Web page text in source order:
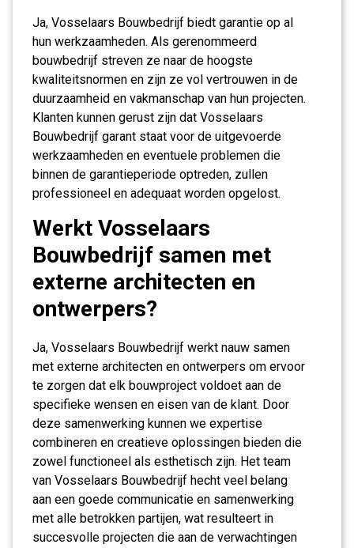
Ja, Vosselaars Bouwbedrijf biedt garantie op al
hun werkzaamheden. Als gerenommeerd
bouwbedrijf streven ze naar de hoogste
kwaliteitsnormen en zijn ze vol vertrouwen in de
duurzaamheid en vakmanschap van hun projecten.
Klanten kunnen gerust zijn dat Vosselaars
Bouwbedrijf garant staat voor de uitgevoerde
werkzaamheden en eventuele problemen die
binnen de garantieperiode optreden, zullen
professioneel en adequaat worden opgelost.
Werkt Vosselaars
Bouwbedrijf samen met
externe architecten en
ontwerpers?
Ja, Vosselaars Bouwbedrijf werkt nauw samen
met externe architecten en ontwerpers om ervoor
te zorgen dat elk bouwproject voldoet aan de
specifieke wensen en eisen van de klant. Door
deze samenwerking kunnen we expertise
combineren en creatieve oplossingen bieden die
zowel functioneel als esthetisch zijn. Het team
van Vosselaars Bouwbedrijf hecht veel belang
aan een goede communicatie en samenwerking
met alle betrokken partijen, wat resulteert in
succesvolle projecten die aan de verwachtingen